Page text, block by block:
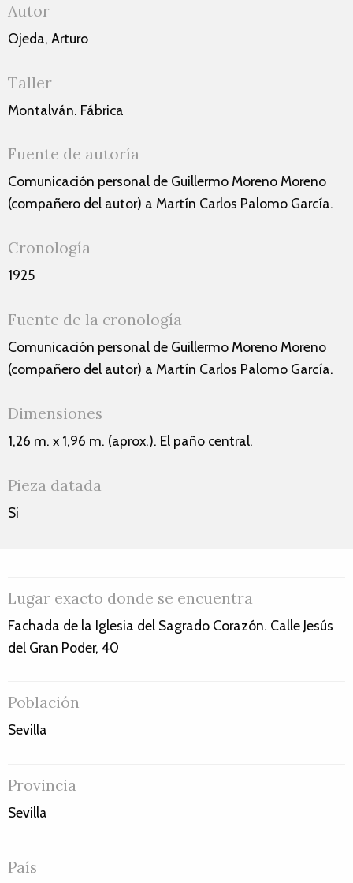
Autor
Ojeda, Arturo
Taller
Montalván. Fábrica
Fuente de autoría
Comunicación personal de Guillermo Moreno Moreno
(compañero del autor) a Martín Carlos Palomo García.
Cronología
1925
Fuente de la cronología
Comunicación personal de Guillermo Moreno Moreno
(compañero del autor) a Martín Carlos Palomo García.
Dimensiones
1,26 m. x 1,96 m. (aprox.). El paño central.
Pieza datada
Si
Lugar exacto donde se encuentra
Fachada de la Iglesia del Sagrado Corazón. Calle Jesús
del Gran Poder, 40
Población
Sevilla
Provincia
Sevilla
País